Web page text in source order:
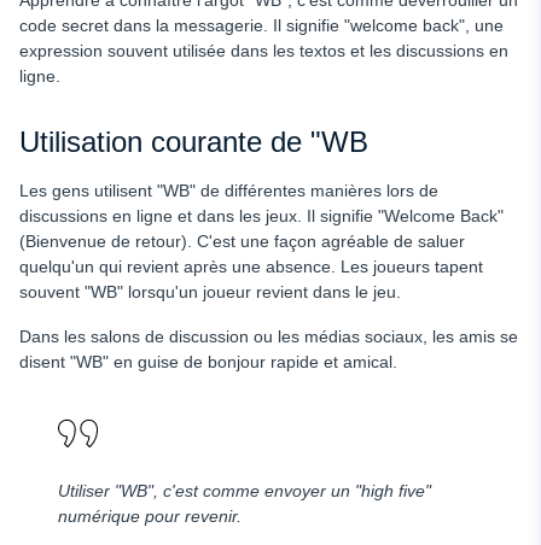
code secret dans la messagerie. Il signifie "welcome back", une
expression souvent utilisée dans les textos et les discussions en
ligne.
Utilisation courante de "WB
Les gens utilisent "WB" de différentes manières lors de
discussions en ligne et dans les jeux. Il signifie "Welcome Back"
(Bienvenue de retour). C'est une façon agréable de saluer
quelqu'un qui revient après une absence. Les joueurs tapent
souvent "WB" lorsqu'un joueur revient dans le jeu.
Dans les salons de discussion ou les médias sociaux, les amis se
disent "WB" en guise de bonjour rapide et amical.
Utiliser "WB", c'est comme envoyer un "high five"
numérique pour revenir.